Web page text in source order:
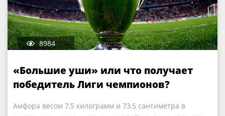
8984
«Большие уши» или что получает
победитель Лиги чемпионов?
Амфора весом 7,5 килограмм и 73,5 сантиметра в